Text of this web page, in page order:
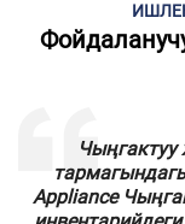
Appliance